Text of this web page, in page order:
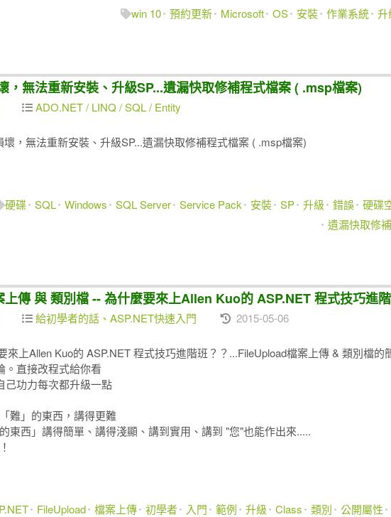
win 10 預約更新 Microsoft OS 安裝 作業系統 升
，無法重新安裝、升級SP...遺漏快取修補程式檔案 ( .msp檔案)
ADO.NET / LINQ / SQL / Entity
，無法重新安裝、升級SP...遺漏快取修補程式檔案 ( .msp檔案)
硬碟 SQL Windows SQL Server Service Pack 安裝 SP 升級 錯誤 硬碟
遺漏快取修
傳 與 類別檔 -- 為什麼要來上Allen Kuo的 ASP.NET 程式技巧進
給初學者的話、ASP.NET快速入門 2015-05-06
來上Allen Kuo的 ASP.NET 程式技巧進階班？？...FileUpload檔案上傳 & 類別檔的
。直接改程式給你看
己功力每次都升級一點
難」的東西，講得更難
東西」講得簡單、講得淺顯、講到實用、講到 "您"也能作出來.....
FileUpload 檔案上傳 初學者 入門 範例 升級 Class 類別 公開屬性